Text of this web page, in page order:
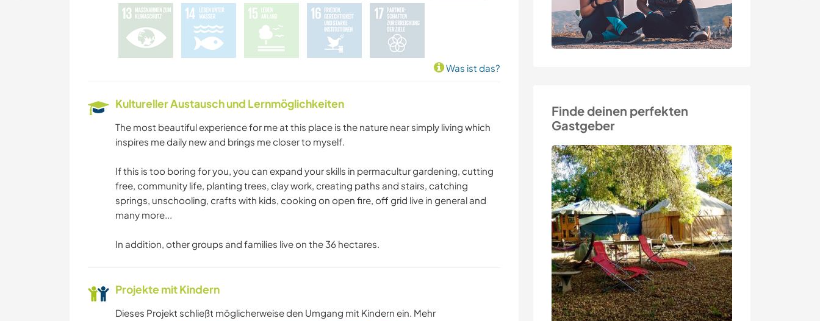
Finde deinen perfekten
Gastgeber
Was ist das?
Kultureller Austausch und Lernmöglichkeiten
The most beautiful experience for me at this place is the nature near simply living which
inspires me daily new and brings me closer to myself.
If this is too boring for you, you can expand your skills in permacultur gardening, cutting
free, community life, planting trees, clay work, creating paths and stairs, catching
springs, unschooling, crafts with kids, cooking on open fire, off grid live in general and
many more...
In addition, other groups and families live on the 36 hectares.
Projekte mit Kindern
Dieses Projekt schließt möglicherweise den Umgang mit Kindern ein. Mehr